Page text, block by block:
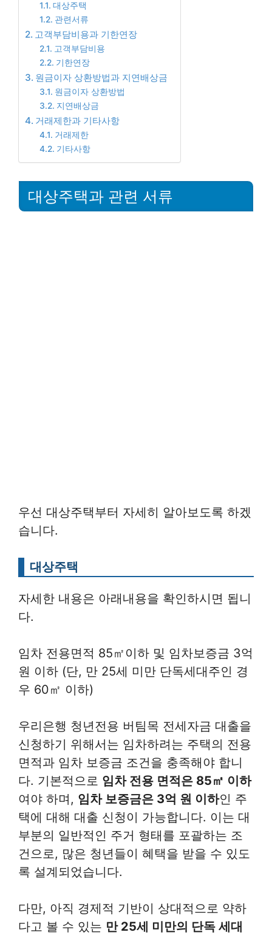
대상주택
관련서류
고객부담비용과 기한연장
고객부담비용
기한연장
원금이자 상환방법과 지연배상금
원금이자 상환방법
지연배상금
거래제한과 기타사항
거래제한
기타사항
대상주택과 관련 서류
우선 대상주택부터 자세히 알아보도록 하겠
습니다.
대상주택
자세한 내용은 아래내용을 확인하시면 됩니
다.
임차 전용면적 85㎡이하 및 임차보증금 3억
원 이하 (단, 만 25세 미만 단독세대주인 경
우 60㎡ 이하)
우리은행 청년전용 버팀목 전세자금 대출을
신청하기 위해서는 임차하려는 주택의 전용
면적과 임차 보증금 조건을 충족해야 합니
다. 기본적으로 임차 전용 면적은 85㎡ 이하
여야 하며, 임차 보증금은 3억 원 이하인 주
택에 대해 대출 신청이 가능합니다. 이는 대
부분의 일반적인 주거 형태를 포괄하는 조
건으로, 많은 청년들이 혜택을 받을 수 있도
록 설계되었습니다.
다만, 아직 경제적 기반이 상대적으로 약하
다고 볼 수 있는 만 25세 미만의 단독 세대